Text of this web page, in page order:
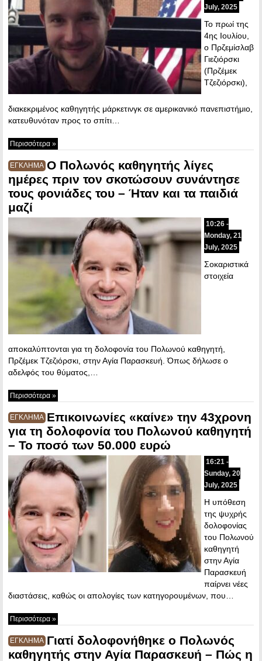
July, 2025
Το πρωί της
4ης Ιουλίου,
ο Πρζεμίσλαβ
Γιεζιόρσκι
(Πρζέμεκ
Τζεζιόρσκι),
διακεκριμένος καθηγητής μάρκετινγκ σε αμερικανικό πανεπιστήμιο,
κατευθυνόταν προς το σπίτι…
Περισσότερα »
ΕΓΚΛΗΜΑ Ο Πολωνός καθηγητής λίγες
ημέρες πριν τον σκοτώσουν συνάντησε
τους φονιάδες του – Ήταν και τα παιδιά
μαζί
10:26 -
Monday, 21
July, 2025
Σοκαριστικά
στοιχεία
αποκαλύπτονται για τη δολοφονία του Πολωνού καθηγητή,
Πρζέμεκ Τζεζιόρσκι, στην Αγία Παρασκευή. Όπως δήλωσε ο
αδελφός του θύματος,…
Περισσότερα »
ΕΓΚΛΗΜΑ Επικοινωνίες «καίνε» την 43χρονη
για τη δολοφονία του Πολωνού καθηγητή
– Το ποσό των 50.000 ευρώ
16:21 -
Sunday, 20
July, 2025
Η υπόθεση
της ψυχρής
δολοφονίας
του Πολωνού
καθηγητή
στην Αγία
Παρασκευή
παίρνει νέες
διαστάσεις, καθώς οι απολογίες των κατηγορουμένων, που…
Περισσότερα »
ΕΓΚΛΗΜΑ Γιατί δολοφονήθηκε ο Πολωνός
καθηγητής στην Αγία Παρασκευή – Πώς η